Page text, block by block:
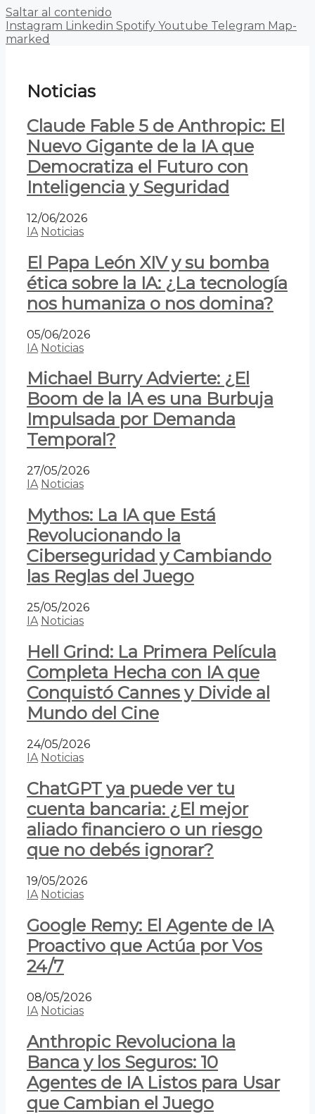
Saltar al contenido
Instagram Linkedin Spotify Youtube Telegram Map-
marked
Noticias
Claude Fable 5 de Anthropic: El
Nuevo Gigante de la IA que
Democratiza el Futuro con
Inteligencia y Seguridad
12/06/2026
IA Noticias
El Papa León XIV y su bomba
ética sobre la IA: ¿La tecnología
nos humaniza o nos domina?
05/06/2026
IA Noticias
Michael Burry Advierte: ¿El
Boom de la IA es una Burbuja
Impulsada por Demanda
Temporal?
27/05/2026
IA Noticias
Mythos: La IA que Está
Revolucionando la
Ciberseguridad y Cambiando
las Reglas del Juego
25/05/2026
IA Noticias
Hell Grind: La Primera Película
Completa Hecha con IA que
Conquistó Cannes y Divide al
Mundo del Cine
24/05/2026
IA Noticias
ChatGPT ya puede ver tu
cuenta bancaria: ¿El mejor
aliado financiero o un riesgo
que no debés ignorar?
19/05/2026
IA Noticias
Google Remy: El Agente de IA
Proactivo que Actúa por Vos
24/7
08/05/2026
IA Noticias
Anthropic Revoluciona la
Banca y los Seguros: 10
Agentes de IA Listos para Usar
que Cambian el Juego